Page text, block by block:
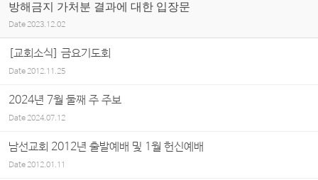
방해금지 가처분 결과에 대한 입장문
Date 2023.12.02
[교회소식] 금요기도회
Date2012.11.25
2024년 7월 둘째 주 주보
Date2024.07.12
남선교회 2012년 출발예배 및 1월 헌신예배
Date2012.01.11